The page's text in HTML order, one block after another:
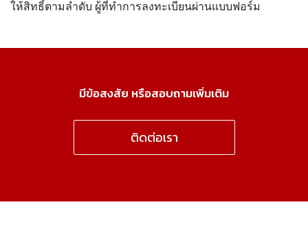
ให้สิทธิ์ตามลำดับ ผู้ที่ทำการลงทะเบียนผ่านแบบฟอร์ม
มีข้อสงสัย หรือสอบถามเพิ่มเติม
ติดต่อเรา